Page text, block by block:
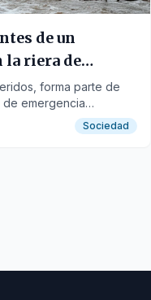
de un
la riera de
forma parte de
emergencia
Sociedad